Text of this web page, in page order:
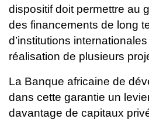
dispositif doit permettre au
des financements de long
d’institutions
réalisation de plusieurs
La Banque africaine de
dans cette garantie un
davantage de capitaux